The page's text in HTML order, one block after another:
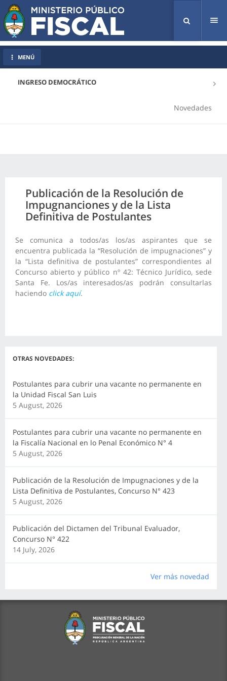
INGRESO DEMOCRÁTICO
Novedades
MENÚ
Publicación de la Resolución de
Impugnanciones y de la Lista
Definitiva de Postulantes
Se comunica a todos/as los/as aspirantes que se
encuentra publicada la “Resolución de impugnaciones” y
la “Lista definitiva de postulantes” correspondientes al
Concurso abierto y público nº 42: Técnico Jurídico, sede
Santa Fe. Los/as interesados/as podrán consultarlas
haciendo click aquí.
OTRAS NOVEDADES:
Postulantes para cubrir una vacante no permanente en
la Unidad Fiscal San Luis
5 August, 2026
Postulantes para cubrir una vacante no permanente en
la Fiscalía Nacional en lo Penal Económico N° 4
5 August, 2026
Publicación de la Resolución de Impugnaciones y de la
Lista Definitiva de Postulantes, Concurso N° 423
5 August, 2026
Publicación del Dictamen del Tribunal Evaluador,
Concurso N° 422
14 July, 2026
Ver más novedad